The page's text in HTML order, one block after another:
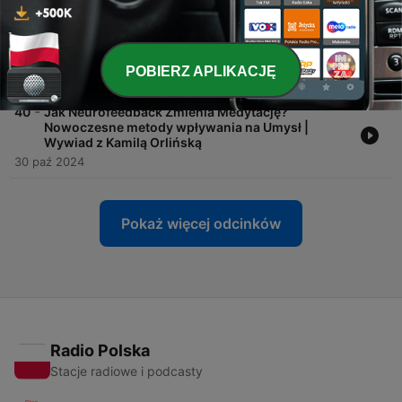
Dlaczego Twoje ciało nie chce Medytować? Joga
Powięziowa Integralnie | Wywiad | Wojtek
Karczmarzyk
16 lis 2024
40 - Jak Neurofeedback Zmienia Medytację?
Nowoczesne metody wpływania na Umysł |
Wywiad z Kamilą Orlińską
30 paź 2024
Pokaż więcej odcinków
Radio Polska
Stacje radiowe i podcasty
POBIERZ APLIKACJĘ